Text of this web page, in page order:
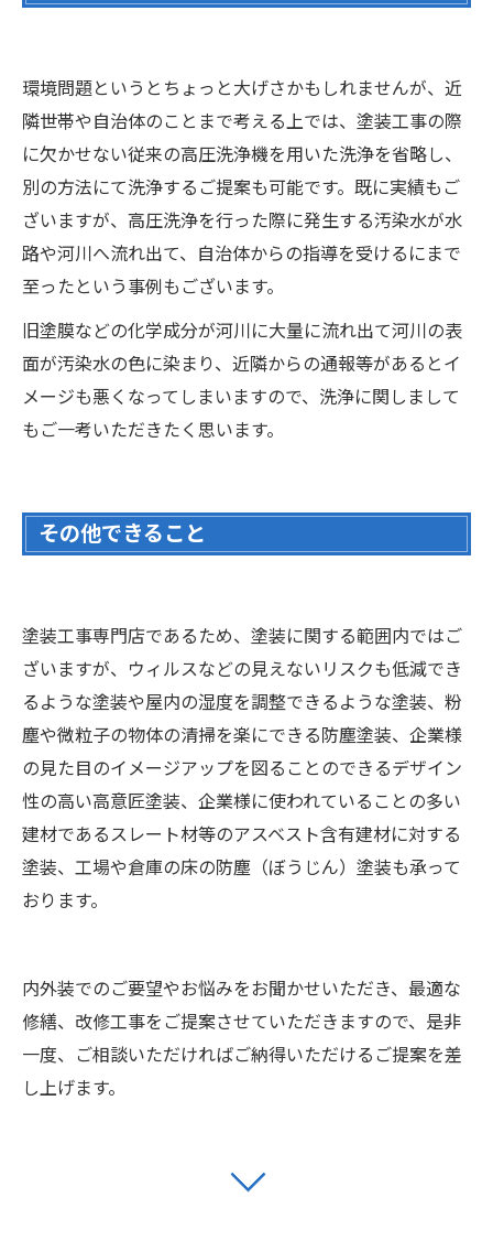
環境問題というとちょっと大げさかもしれませんが、近
隣世帯や自治体のことまで考える上では、塗装工事の際
に欠かせない従来の高圧洗浄機を用いた洗浄を省略し、
別の方法にて洗浄するご提案も可能です。既に実績もご
ざいますが、高圧洗浄を行った際に発生する汚染水が水
路や河川へ流れ出て、自治体からの指導を受けるにまで
至ったという事例もございます。
旧塗膜などの化学成分が河川に大量に流れ出て河川の表
面が汚染水の色に染まり、近隣からの通報等があるとイ
メージも悪くなってしまいますので、洗浄に関しまして
もご一考いただきたく思います。
その他できること
塗装工事専門店であるため、塗装に関する範囲内ではご
ざいますが、ウィルスなどの見えないリスクも低減でき
るような塗装や屋内の湿度を調整できるような塗装、粉
塵や微粒子の物体の清掃を楽にできる防塵塗装、企業様
の見た目のイメージアップを図ることのできるデザイン
性の高い高意匠塗装、企業様に使われていることの多い
建材であるスレート材等のアスベスト含有建材に対する
塗装、工場や倉庫の床の防塵（ぼうじん）塗装も承って
おります。
内外装でのご要望やお悩みをお聞かせいただき、最適な
修繕、改修工事をご提案させていただきますので、是非
一度、ご相談いただければご納得いただけるご提案を差
し上げます。